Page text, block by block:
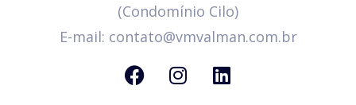
(Condomínio Cilo)
E-mail: contato@vmvalman.com.br